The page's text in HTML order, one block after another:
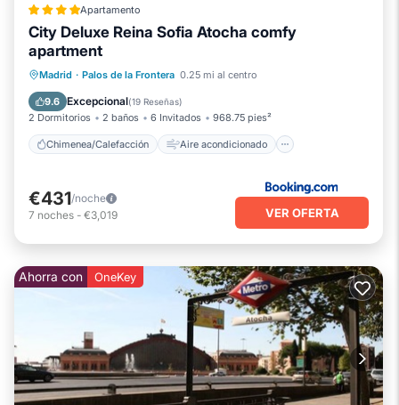
Apartamento
City Deluxe Reina Sofia Atocha comfy
apartment
Madrid · Palos de la Frontera 0.25 mi al centro
9.6 Excepcional(19 Reseñas)
2 Dormitorios 2 baños 6 Invitados 968.75 pies²
Chimenea/Calefacción Aire acondicionado
Chimenea/Calefacción
Aire acondicionado
Internet
Apto para niños
€431/noche
7 noches - €3,019 VER OFERTA
Ahorra con OneKey